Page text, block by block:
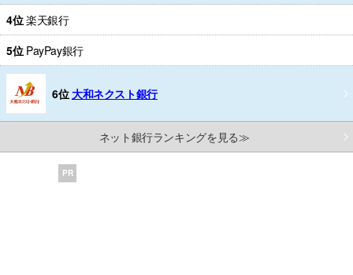
4位楽天銀行
5位 PayPay銀行
6位 大和ネクスト銀行
ネット銀行ランキングを見る≫
PR